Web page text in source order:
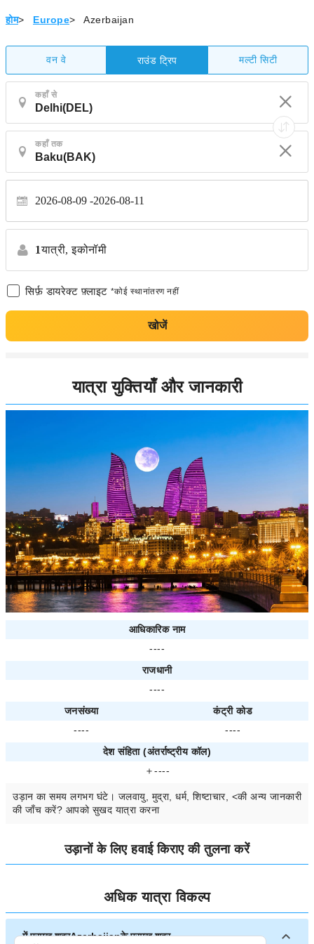
होम> Europe> Azerbaijan
वन वे राउंड ट्रिप मल्टी सिटी
कहाँ से
कहाँ तक
2026-08-09 2026-08-11
1यात्री, इकोनॉमी
सिर्फ़ डायरेक्ट फ़्लाइट *कोई स्थानांतरण नहीं
खोजें
यात्रा युक्तियाँ और जानकारी
आधिकारिक नाम
----
राजधानी
----
जनसंख्या
कंट्री कोड
----
----
देश संहिता (अंतर्राष्ट्रीय कॉल)
＋----
उड़ान का समय लगभग घंटे। जलवायु, मुद्रा, धर्म, शिष्टाचार, <की अन्य जानकारी
की जाँच करें? आपको सुखद यात्रा करना
उड़ानों के लिए हवाई किराए की तुलना करें
अधिक यात्रा विकल्प
में प्रमुख शहरAzerbaijanके प्रमुख शहर